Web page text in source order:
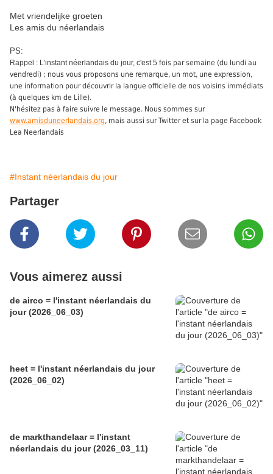
Met vriendelijke groeten
Les amis du néerlandais
PS:
Rappel : L’instant néerlandais du jour, c'est 5 fois par semaine (du lundi au
vendredi) ; nous vous proposons une remarque, un mot, une expression,
une information pour découvrir la langue officielle de nos voisins immédiats
(à quelques km de Lille).
N'hésitez pas à faire suivre le message. Nous sommes sur
www.amisduneerlandais.org, mais aussi sur Twitter et sur la page Facebook
Lea Neerlandais
#Instant néerlandais du jour
Partager
Vous aimerez aussi
de airco = l'instant néerlandais du
jour (2026_06_03)
heet = l'instant néerlandais du jour
(2026_06_02)
de markthandelaar = l'instant
néerlandais du jour (2026_03_11)